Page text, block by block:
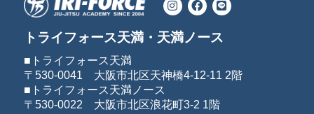
トライフォース天満・天満ノース
■トライフォース天満
〒530-0041 大阪市北区天神橋4-12-11 2階
■トライフォース天満ノース
〒530-0022 大阪市北区浪花町3-2 1階